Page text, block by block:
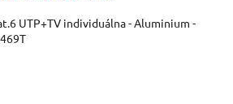
UTP+TV individuálna - Aluminium -